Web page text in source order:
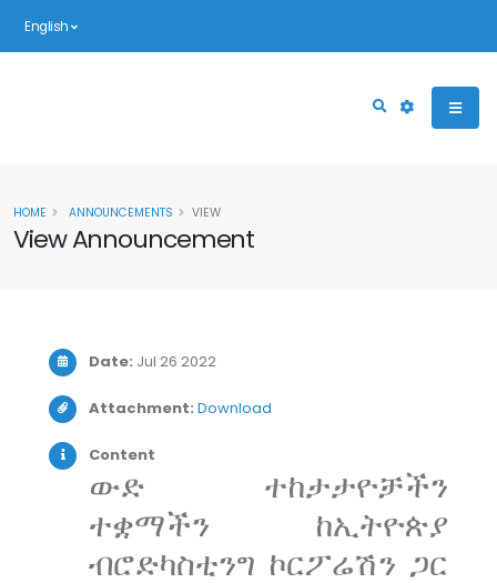
English
View Announcement
HOME ANNOUNCEMENTS VIEW
Date: Jul 26 2022
Attachment: Download
Content
ውድ ተከታታዮቻችን
ተቋማችን ከኢትዮጵያ
ብሮድካስቲንግ ኮርፖሬሽን ጋር